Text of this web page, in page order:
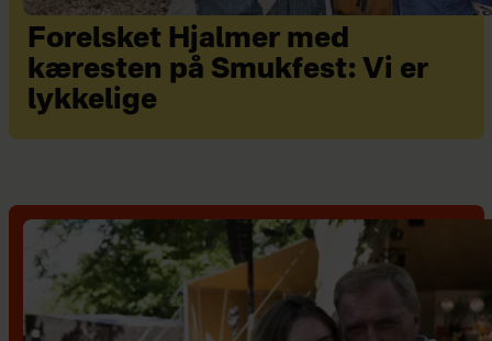
Forelsket Hjalmer med
kæresten på Smukfest: Vi er
lykkelige